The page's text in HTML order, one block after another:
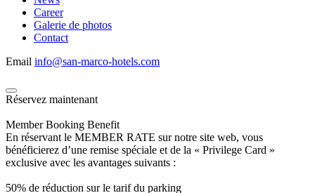
Career
Galerie de photos
Contact
Email info@san-marco-hotels.com
Réservez maintenant
Member Booking Benefit
En réservant le MEMBER RATE sur notre site web, vous
bénéficierez d’une remise spéciale et de la « Privilege Card »
exclusive avec les avantages suivants :
50% de réduction sur le tarif du parking